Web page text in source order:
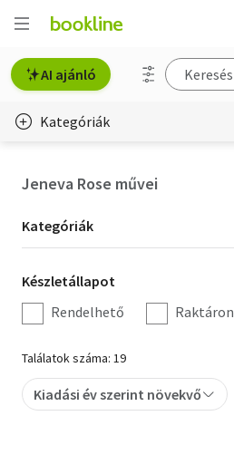
AI ajánló
Kategóriák
Hobbi, szabadidő
Irodalom
Művészet
Szakkönyv
Jeneva Rose művei
Kategória
szűrés
Kategóriák
Készletállapot
szűrés
Készletállapot
Rendelhető
Raktáron
Találatok száma: 19
Kiadási év szerint növekvő